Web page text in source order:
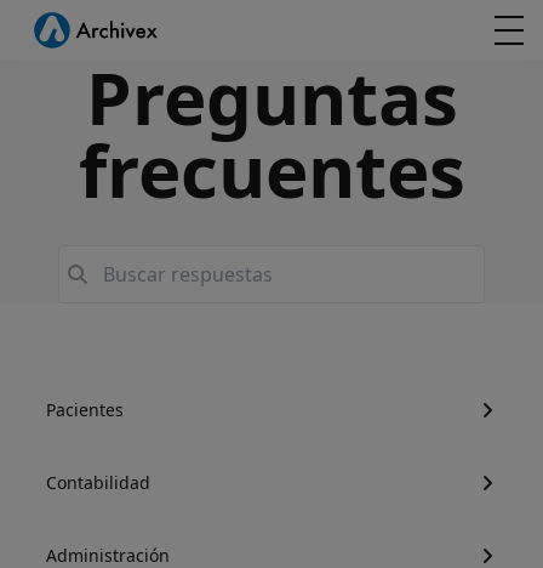
Preguntas
frecuentes
Pacientes
Contabilidad
Administración